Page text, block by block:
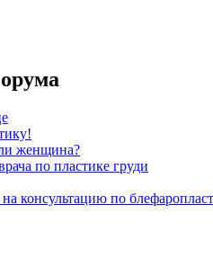
женщина?
по пластике груди
на консультацию по